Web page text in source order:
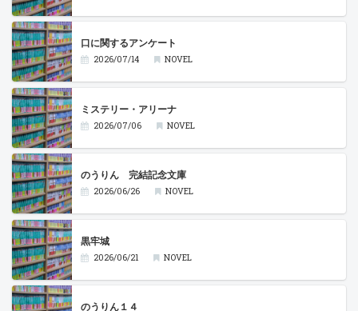
口に関するアンケート
2026/07/14 NOVEL
ミステリー・アリーナ
2026/07/06 NOVEL
のうりん 完結記念文庫
2026/06/26 NOVEL
黒牢城
2026/06/21 NOVEL
のうりん１４